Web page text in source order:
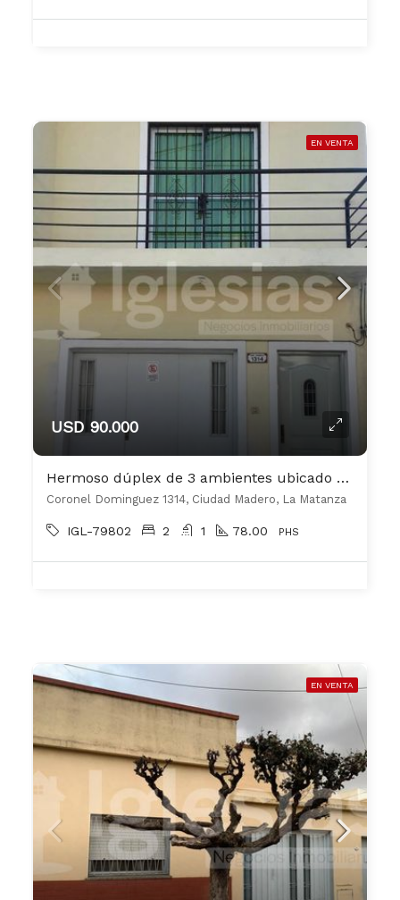
EN VENTA
USD 90.000
Hermoso dúplex de 3 ambientes ubicado en Ciudad Madero.
Coronel Dominguez 1314, Ciudad Madero, La Matanza
IGL-79802 2 1 78.00 PHS
EN VENTA